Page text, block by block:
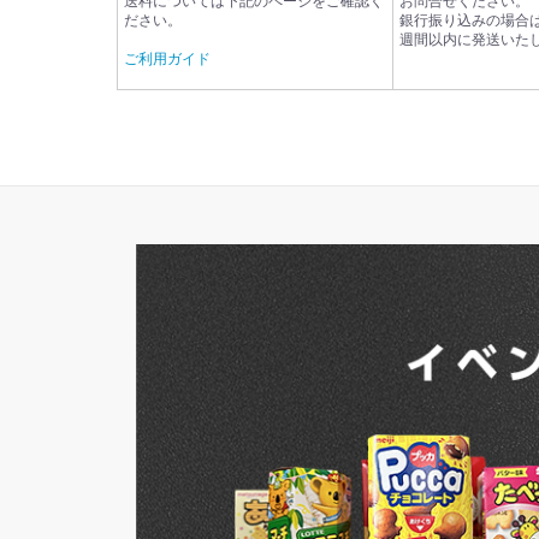
ださい。
ご利用ガイド
銀行振り込みの場合
週間以内に発送いた